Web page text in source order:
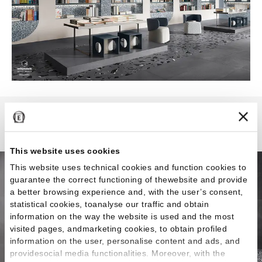
This website uses cookies
This website uses technical cookies and function cookies to
guarantee the correct functioning of thewebsite and provide
a better browsing experience and, with the user’s consent,
statistical cookies, toanalyse our traffic and obtain
information on the way the website is used and the most
visited pages, andmarketing cookies, to obtain profiled
information on the user, personalise content and ads, and
providesocial media functionalities. Moreover, with the